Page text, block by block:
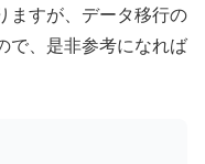
ますが、データ移行の
で、是非参考になれば